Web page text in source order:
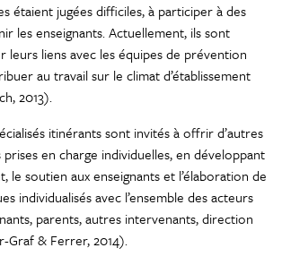
étaient jugées difficiles, à participer à des
les enseignants. Actuellement, ils sont
leurs liens avec les équipes de prévention
au travail sur le climat d’établissement
2013).
itinérants sont invités à offrir d’autres
en charge individuelles, en développant
le soutien aux enseignants et l’élaboration de
individualisés avec l’ensemble des acteurs
parents, autres intervenants, direction
Graf & Ferrer, 2014).